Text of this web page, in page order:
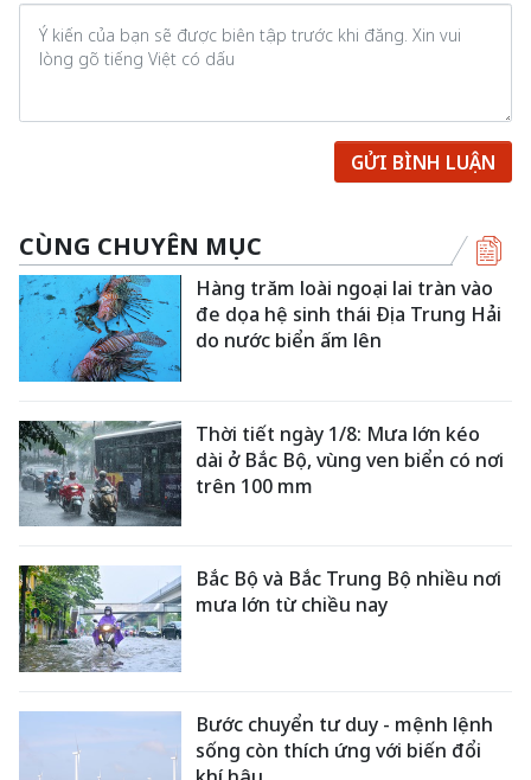
GỬI BÌNH LUẬN
CÙNG CHUYÊN MỤC
Hàng trăm loài ngoại lai tràn vào
đe dọa hệ sinh thái Địa Trung Hải
do nước biển ấm lên
Thời tiết ngày 1/8: Mưa lớn kéo
dài ở Bắc Bộ, vùng ven biển có nơi
trên 100 mm
Bắc Bộ và Bắc Trung Bộ nhiều nơi
mưa lớn từ chiều nay
Bước chuyển tư duy - mệnh lệnh
sống còn thích ứng với biến đổi